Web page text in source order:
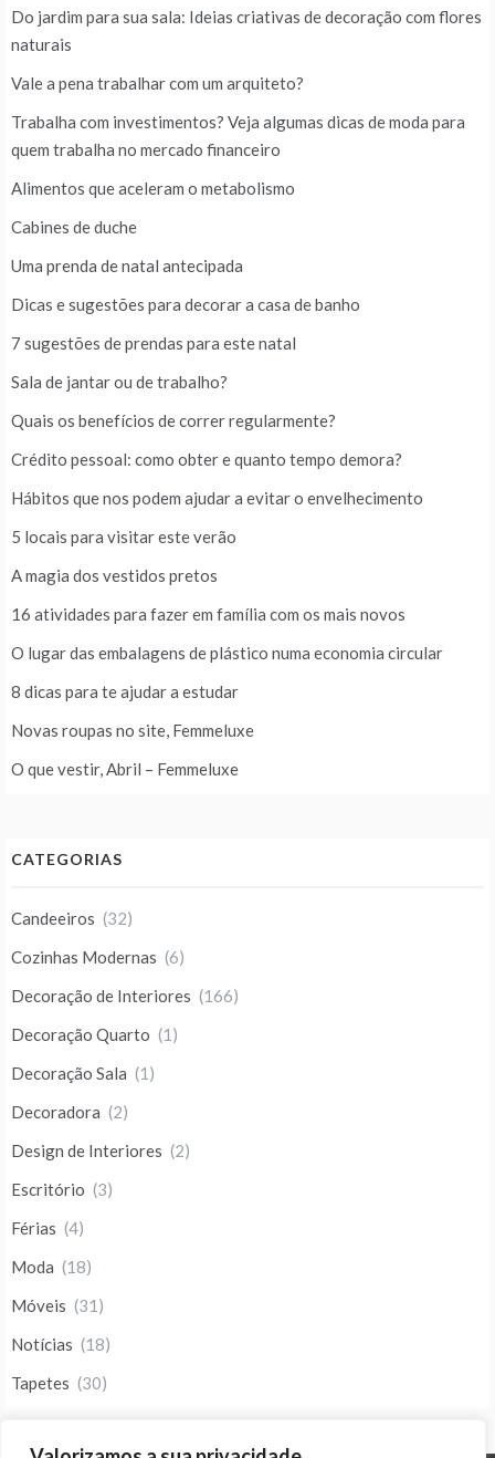
Do jardim para sua sala: Ideias criativas de decoração com flores
naturais
Vale a pena trabalhar com um arquiteto?
Trabalha com investimentos? Veja algumas dicas de moda para
quem trabalha no mercado financeiro
Alimentos que aceleram o metabolismo
Cabines de duche
Uma prenda de natal antecipada
Dicas e sugestões para decorar a casa de banho
7 sugestões de prendas para este natal
Sala de jantar ou de trabalho?
Quais os benefícios de correr regularmente?
Crédito pessoal: como obter e quanto tempo demora?
Hábitos que nos podem ajudar a evitar o envelhecimento
5 locais para visitar este verão
A magia dos vestidos pretos
16 atividades para fazer em família com os mais novos
O lugar das embalagens de plástico numa economia circular
8 dicas para te ajudar a estudar
Novas roupas no site, Femmeluxe
O que vestir, Abril – Femmeluxe
CATEGORIAS
Candeeiros (32)
Cozinhas Modernas (6)
Decoração de Interiores (166)
Decoração Quarto (1)
Decoração Sala (1)
Decoradora (2)
Design de Interiores (2)
Escritório (3)
Férias (4)
Moda (18)
Móveis (31)
Notícias (18)
Tapetes (30)